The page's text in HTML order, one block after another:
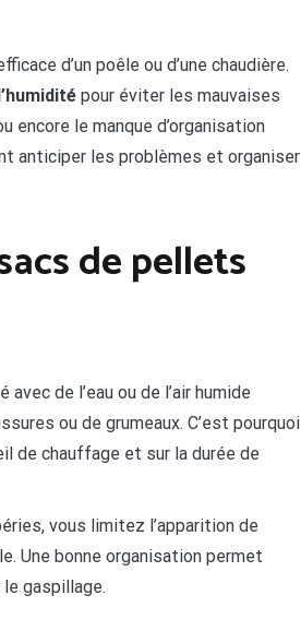
d’un poêle ou d’une chaudière.
pour éviter les mauvaises
encore le manque d’organisation
anticiper les problèmes et organiser
de pellets
de l’eau ou de l’air humide
ou de grumeaux. C’est pourquoi
de chauffage et sur la durée de
vous limitez l’apparition de
Une bonne organisation permet
gaspillage.